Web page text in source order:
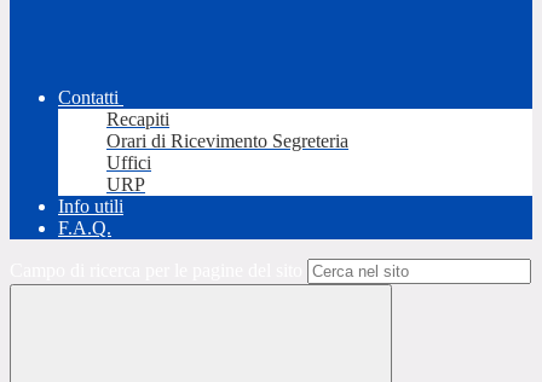
Contatti
Recapiti
Orari di Ricevimento Segreteria
Uffici
URP
Info utili
F.A.Q.